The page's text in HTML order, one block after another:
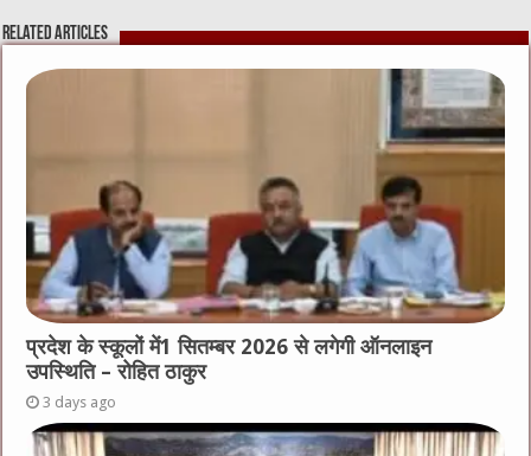
Related Articles
प्रदेश के स्कूलों में1 सितम्बर 2026 से लगेगी ऑनलाइन
उपस्थिति – रोहित ठाकुर
3 days ago